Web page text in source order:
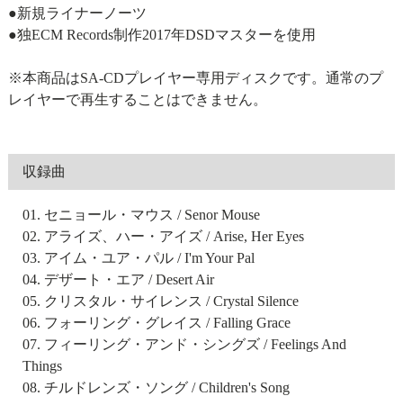
●新規ライナーノーツ
●独ECM Records制作2017年DSDマスターを使用
※本商品はSA-CDプレイヤー専用ディスクです。通常のプ
レイヤーで再生することはできません。
収録曲
01. セニョール・マウス / Senor Mouse
02. アライズ、ハー・アイズ / Arise, Her Eyes
03. アイム・ユア・パル / I'm Your Pal
04. デザート・エア / Desert Air
05. クリスタル・サイレンス / Crystal Silence
06. フォーリング・グレイス / Falling Grace
07. フィーリング・アンド・シングズ / Feelings And
Things
08. チルドレンズ・ソング / Children's Song